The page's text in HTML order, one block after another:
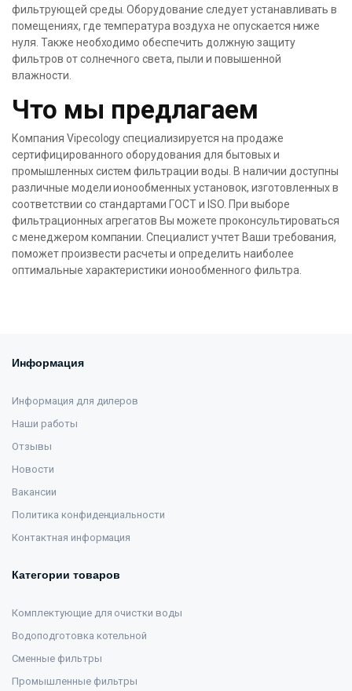
фильтрующей среды. Оборудование следует устанавливать в
помещениях, где температура воздуха не опускается ниже
нуля. Также необходимо обеспечить должную защиту
фильтров от солнечного света, пыли и повышенной
влажности.
Что мы предлагаем
Компания Vipecology специализируется на продаже
сертифицированного оборудования для бытовых и
промышленных систем фильтрации воды. В наличии доступны
различные модели ионообменных установок, изготовленных в
соответствии со стандартами ГОСТ и ISO. При выборе
фильтрационных агрегатов Вы можете проконсультироваться
с менеджером компании. Специалист учтет Ваши требования,
поможет произвести расчеты и определить наиболее
оптимальные характеристики ионообменного фильтра.
Информация
Информация для дилеров
Наши работы
Отзывы
Новости
Вакансии
Политика конфиденциальности
Контактная информация
Категории товаров
Комплектующие для очистки воды
Водоподготовка котельной
Сменные фильтры
Промышленные фильтры